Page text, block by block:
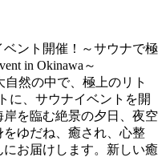
然の中で、極上のリト
に、サウナイベントを開
を臨む絶景の夕日、夜空
ゆだね、癒され、心整
お届けします。新しい癒